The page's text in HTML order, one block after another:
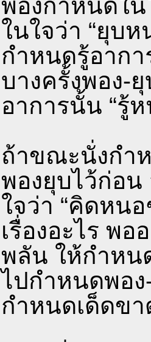
พองกำหนดใ
ในใจว่า “ยุบ
กำหนดรู้อากา
บางครั้งพอง-
อาการนั้น “รู้ห
ถ้าขณะนั่งกำ
พองยุบไว้ก่อ
ใจว่า “คิดหนอ
เรื่องอะไร พ
พลัน ให้กำหน
ไปกำหนดพอ
กำหนดเด็ดขา